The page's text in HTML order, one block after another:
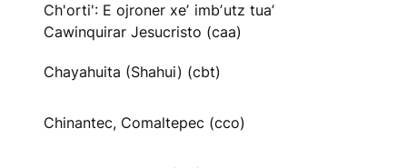
Ch'orti': E ojroner xeʼ imbʼutz tuaʼ
Cawinquirar Jesucristo (caa)
Chayahuita (Shahui) (cbt)
Chinantec, Comaltepec (cco)